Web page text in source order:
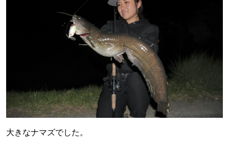
大きなナマズでした。